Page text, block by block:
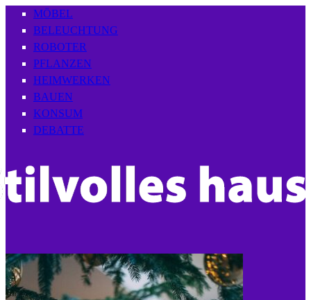
MÖBEL
BELEUCHTUNG
ROBOTER
PFLANZEN
HEIMWERKEN
BAUEN
KONSUM
DEBATTE